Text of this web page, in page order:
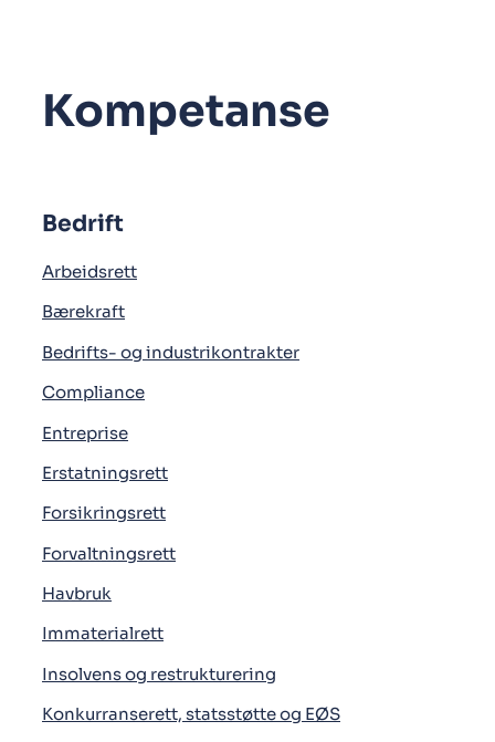
Kompetanse
Bedrift
Arbeidsrett
Bærekraft
Bedrifts- og industrikontrakter
Compliance
Entreprise
Erstatningsrett
Forsikringsrett
Forvaltningsrett
Havbruk
Immaterialrett
Insolvens og restrukturering
Konkurranserett, statsstøtte og EØS